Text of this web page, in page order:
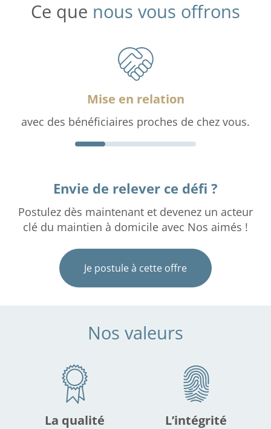
Ce que nous vous offrons
Mise en relation
avec des bénéficiaires proches de chez vous.
Envie de relever ce défi ?
Postulez dès maintenant et devenez un acteur
clé du maintien à domicile avec Nos aimés !
Je postule à cette offre
Nos valeurs
La qualité L’intégrité